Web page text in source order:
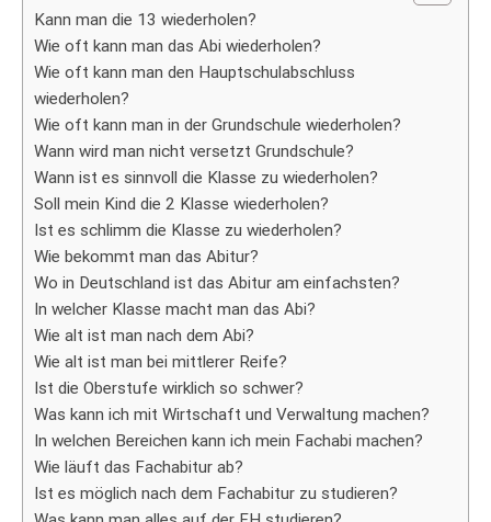
Kann man die 13 wiederholen?
Wie oft kann man das Abi wiederholen?
Wie oft kann man den Hauptschulabschluss
wiederholen?
Wie oft kann man in der Grundschule wiederholen?
Wann wird man nicht versetzt Grundschule?
Wann ist es sinnvoll die Klasse zu wiederholen?
Soll mein Kind die 2 Klasse wiederholen?
Ist es schlimm die Klasse zu wiederholen?
Wie bekommt man das Abitur?
Wo in Deutschland ist das Abitur am einfachsten?
In welcher Klasse macht man das Abi?
Wie alt ist man nach dem Abi?
Wie alt ist man bei mittlerer Reife?
Ist die Oberstufe wirklich so schwer?
Was kann ich mit Wirtschaft und Verwaltung machen?
In welchen Bereichen kann ich mein Fachabi machen?
Wie läuft das Fachabitur ab?
Ist es möglich nach dem Fachabitur zu studieren?